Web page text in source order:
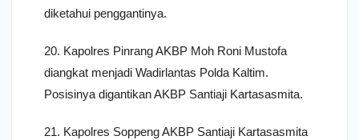
diketahui penggantinya.
20. Kapolres Pinrang AKBP Moh Roni Mustofa
diangkat menjadi Wadirlantas Polda Kaltim.
Posisinya digantikan AKBP Santiaji Kartasasmita.
21. Kapolres Soppeng AKBP Santiaji Kartasasmita